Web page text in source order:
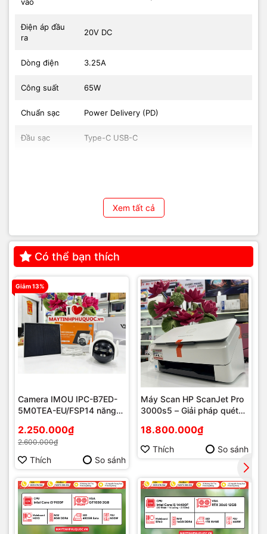
Điện áp đầu
ra
20V DC
Dòng điện 3.25A
Công suất 65W
Chuẩn sạc Power Delivery (PD)
Đầu sạc Type-C USB-C
Nhựa chống cháy cao cấp
Tương thích
Lenovo Dell HP Acer MacBook và thiết bị
PD
Xem tất cả
Có thể bạn thích
Giảm 13%
Camera IMOU IPC-B7ED-
5M0TEA-EU/FSP14 năng
2.250.000₫
2.600.000₫
Thích So sánh
Máy Scan HP ScanJet Pro
3000s5 – Giải pháp quét
phòng hiện đại tại Phú
Quốc
18.800.000₫
Thích So sánh